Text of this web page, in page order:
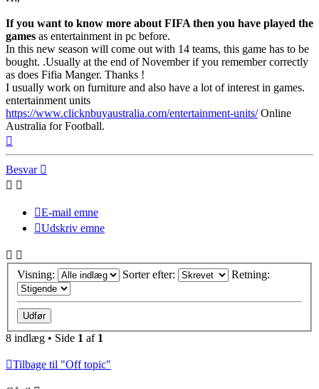
If you want to know more about FIFA then you have played the
games as entertainment in pc before.
In this new season will come out with 14 teams, this game has to be
bought. .Usually at the end of November if you remember correctly
as does Fifia Manger. Thanks !
I usually work on furniture and also have a lot of interest in games.
entertainment units
https://www.clicknbuyaustralia.com/entertainment-units/Online
Australia for Football.
Besvar
E-mail emne
Udskriv emne
Visning: Sorter efter: Retning:
8 indlæg • Side 1 af 1
Tilbage til "Off topic"